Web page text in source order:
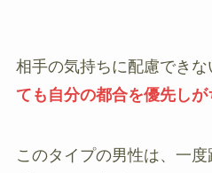
相手の気持ちに配慮できな
ても自分の都合を優先しが
このタイプの男性は、一